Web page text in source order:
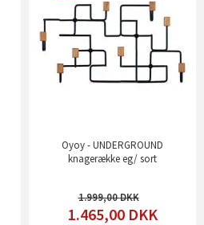
Oyoy - UNDERGROUND
knagerække eg/ sort
1.999,00
1.465,00 DKK